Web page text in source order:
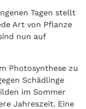
Tagen stellt
Art von Pflanze
nun auf
Photosynthese zu
Schädlinge
im Sommer
Jahreszeit. Eine